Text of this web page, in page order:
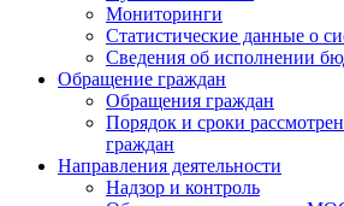
Мониторинги
Статистические данные о
Сведения об исполнении
Обращение граждан
Обращения граждан
Порядок и сроки
граждан
Направления деятельности
Надзор и контроль